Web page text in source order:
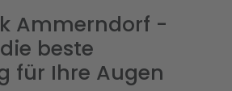
Ammerndorf -
beste
für Ihre Augen